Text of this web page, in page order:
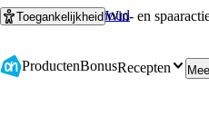
Ga naar hoofdinhoud
Ga naar zoeken
ToegankelijkheidWin- en
ProductenBonusRecepten